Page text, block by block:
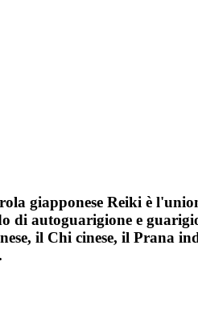
giapponese Reiki è
autoguarigione e
il Chi cinese, il Prana